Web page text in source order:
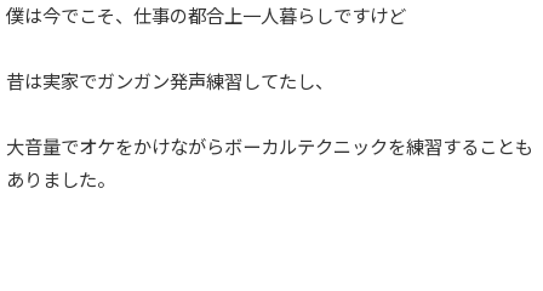
僕は今でこそ、仕事の都合上一人暮らしですけど
昔は実家でガンガン発声練習してたし、
大音量でオケをかけながらボーカルテクニックを練習することも
ありました。